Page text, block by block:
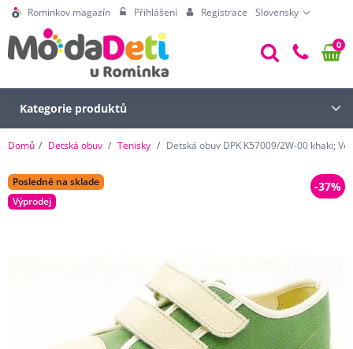
Rominkov magazín Přihlášení Registrace Slovensky
0
Kategorie produktů
Domů Detská obuv Tenisky Detská obuv DPK K57009/2W-00 khaki;
Posledné na sklade
Výprodej
-37%